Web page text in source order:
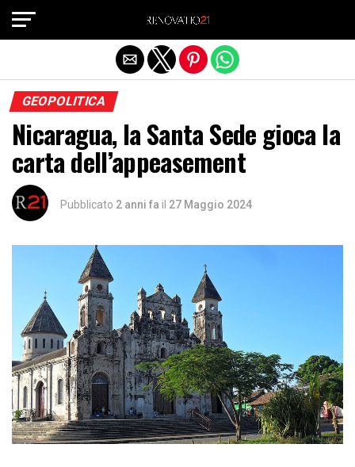
GEOPOLITICA
Nicaragua, la Santa Sede gioca la
carta dell’appeasement
Pubblicato 2 anni fa il 27 Maggio 2024
Exit mobile version